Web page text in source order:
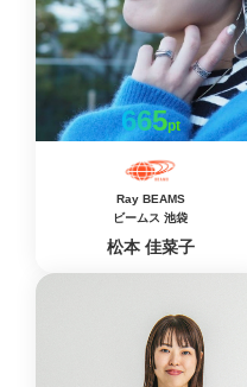
665pt
Ray BEAMS
ビームス 池袋
松本 佳菜子